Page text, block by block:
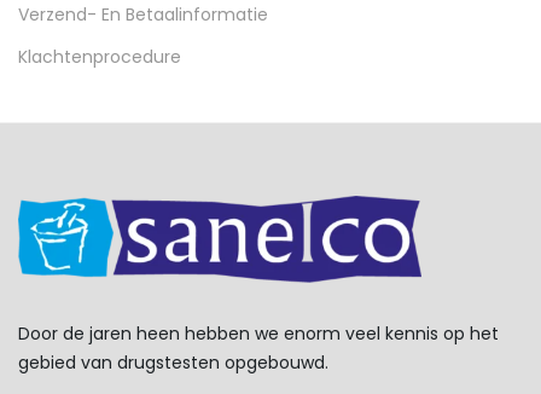
Verzend- En Betaalinformatie
Klachtenprocedure
Door de jaren heen hebben we enorm veel kennis op het
gebied van drugstesten opgebouwd.